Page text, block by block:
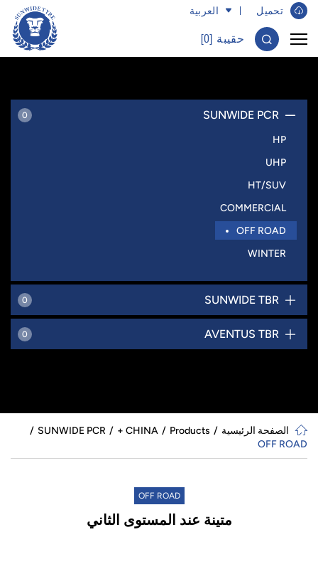
تحميل ​ العربية
حقيبة [0
]
0 SUNWIDE PCR
HP
UHP
HT/SUV
COMMERCIAL
OFF ROAD
WINTER
0 SUNWIDE TBR
0 AVENTUS TBR
الصفحة الرئيسية Products
CHINA +
SUNWIDE PCR
OFF ROAD
OFF ROAD
متينة عند المستوى الثاني